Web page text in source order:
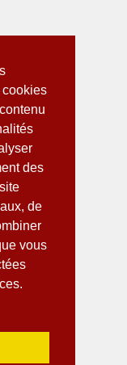
des
de
vous